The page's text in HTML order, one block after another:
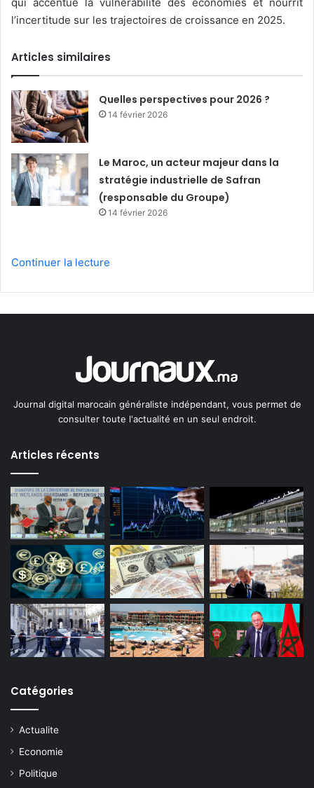
l’incertitude sur les trajectoires de croissance en 2025.
Articles similaires
Quelles perspectives pour 2026 ?
14 février 2026
Le Maroc, un acteur majeur dans la
stratégie industrielle de Safran
(responsable du Groupe)
14 février 2026
Continuer la lecture
Journal digital marocain généraliste indépendant, vous permet de
consulter toute l'actualité en un seul endroit.
Articles récents
Catégories
Actualite
Economie
Politique